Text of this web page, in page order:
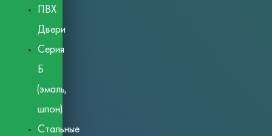
ПВХ
Двери
Серия
Б
(эмаль,
шпон)
Стальные